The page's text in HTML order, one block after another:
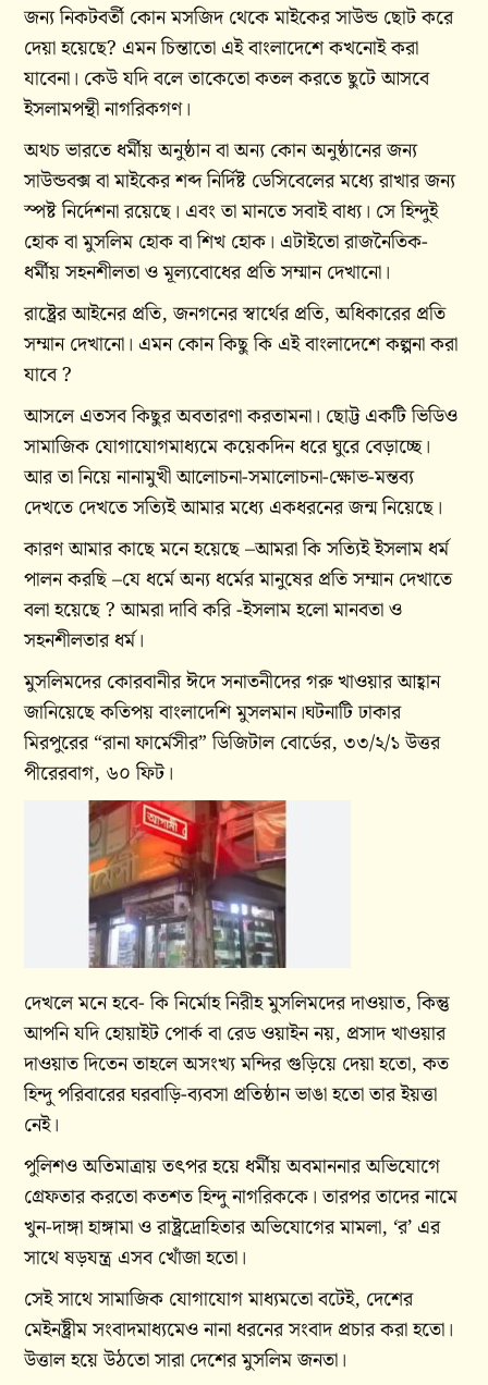
জন্য নিকটবর্তী কোন মসজিদ থেকে মাইকের সাউন্ড ছোট করে
দেয়া হয়েছে? এমন চিন্তাতো এই বাংলাদেশে কখনোই করা
যাবেনা। কেউ যদি বলে তাকেতো কতল করতে ছুটে আসবে
ইসলামপন্থী নাগরিকগণ।
অথচ ভারতে ধর্মীয় অনুষ্ঠান বা অন্য কোন অনুষ্ঠানের জন্য
সাউন্ডবক্স বা মাইকের শব্দ নির্দিষ্ট ডেসিবেলের মধ্যে রাখার জন্য
স্পষ্ট নির্দেশনা রয়েছে। এবং তা মানতে সবাই বাধ্য। সে হিন্দুই
হোক বা মুসলিম হোক বা শিখ হোক। এটাইতো রাজনৈতিক-
ধর্মীয় সহনশীলতা ও মূল্যবোধের প্রতি সম্মান দেখানো।
রাষ্ট্রের আইনের প্রতি, জনগনের স্বার্থের প্রতি, অধিকারের প্রতি
সম্মান দেখানো। এমন কোন কিছু কি এই বাংলাদেশে কল্পনা করা
যাবে ?
আসলে এতসব কিছুর অবতারণা করতামনা। ছোট্ট একটি ভিডিও
সামাজিক যোগাযোগমাধ্যমে কয়েকদিন ধরে ঘুরে বেড়াচ্ছে।
আর তা নিয়ে নানামুখী আলোচনা-সমালোচনা-ক্ষোভ-মন্তব্য
দেখতে দেখতে সত্যিই আমার মধ্যে একধরনের জন্ম নিয়েছে।
কারণ আমার কাছে মনে হয়েছে –আমরা কি সত্যিই ইসলাম ধর্ম
পালন করছি –যে ধর্মে অন্য ধর্মের মানুষের প্রতি সম্মান দেখাতে
বলা হয়েছে ? আমরা দাবি করি -ইসলাম হলো মানবতা ও
সহনশীলতার ধর্ম।
মুসলিমদের কোরবানীর ঈদে সনাতনীদের গরু খাওয়ার আহ্বান
জানিয়েছে কতিপয় বাংলাদেশি মুসলমান।ঘটনাটি ঢাকার
মিরপুরের “রানা ফার্মেসীর” ডিজিটাল বোর্ডের, ৩৩/২/১ উত্তর
পীরেরবাগ, ৬০ ফিট।
দেখলে মনে হবে- কি নির্মোহ নিরীহ মুসলিমদের দাওয়াত, কিন্তু
আপনি যদি হোয়াইট পোর্ক বা রেড ওয়াইন নয়, প্রসাদ খাওয়ার
দাওয়াত দিতেন তাহলে অসংখ্য মন্দির গুড়িয়ে দেয়া হতো, কত
হিন্দু পরিবারের ঘরবাড়ি-ব্যবসা প্রতিষ্ঠান ভাঙা হতো তার ইয়ত্তা
নেই।
পুলিশও অতিমাত্রায় তৎপর হয়ে ধর্মীয় অবমাননার অভিযোগে
গ্রেফতার করতো কতশত হিন্দু নাগরিককে। তারপর তাদের নামে
খুন-দাঙ্গা হাঙ্গামা ও রাষ্ট্রদ্রোহিতার অভিযোগের মামলা, ‘র’ এর
সাথে ষড়যন্ত্র এসব খোঁজা হতো।
সেই সাথে সামাজিক যোগাযোগ মাধ্যমতো বটেই, দেশের
মেইনষ্ট্রীম সংবাদমাধ্যমেও নানা ধরনের সংবাদ প্রচার করা হতো।
উত্তাল হয়ে উঠতো সারা দেশের মুসলিম জনতা।